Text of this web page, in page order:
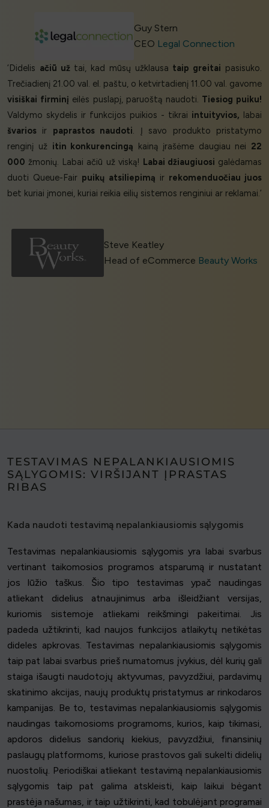
Guy Stern
CEO Legal Connection
‘Didelis ačiū užtai, kad mūsų užklausa taip greitai pasisuko.
Trečiadienį 21.00 val. el. paštu, o ketvirtadienį 11.00 val. gavome
visiškai firminį eilės puslapį, paruoštą naudoti. Tiesiog puiku!
Valdymo skydelis ir funkcijos puikios - tikrai intuityvios, labai
švarios ir paprastos naudoti. Į savo produkto pristatymo
renginį už itin konkurencingą kainą įrašėme daugiau nei 22
000 žmonių. Labai ačiū už viską! Labai džiaugiuosi galėdamas
duoti Queue-Fair puikų atsiliepimą ir rekomenduočiau juos
bet kuriai įmonei, kuriai reikia eilių sistemos renginiui ar reklamai.’
Steve Keatley
Head of eCommerce Beauty Works
TESTAVIMAS NEPALANKIAUSIOMIS
SĄLYGOMIS: VIRŠIJANT ĮPRASTAS
RIBAS
Kada naudoti testavimą nepalankiausiomis sąlygomis
Testavimas nepalankiausiomis sąlygomis yra labai svarbus
vertinant taikomosios programos atsparumą ir nustatant
jos lūžio taškus. Šio tipo testavimas ypač naudingas
atliekant didelius atnaujinimus arba išleidžiant versijas,
kuriomis sistemoje atliekami reikšmingi pakeitimai. Jis
padeda užtikrinti, kad naujos funkcijos atlaikytų netikėtas
dideles apkrovas. Testavimas nepalankiausiomis sąlygomis
taip pat labai svarbus prieš numatomus įvykius, dėl kurių gali
staiga išaugti naudotojų aktyvumas, pavyzdžiui, pardavimų
skatinimo akcijas, naujų produktų pristatymus ar rinkodaros
kampanijas. Be to, testavimas nepalankiausiomis sąlygomis
naudingas taikomosioms programoms, kurios, kaip tikimasi,
apdoros didelius sandorių kiekius, pavyzdžiui, finansinių
paslaugų platformoms, kuriose prastovos gali sukelti didelių
nuostolių. Periodiškai atliekant testavimą nepalankiausiomis
sąlygomis taip pat galima atskleisti, kaip laikui bėgant
prastėja našumas, ir taip užtikrinti, kad tobulėjant programai